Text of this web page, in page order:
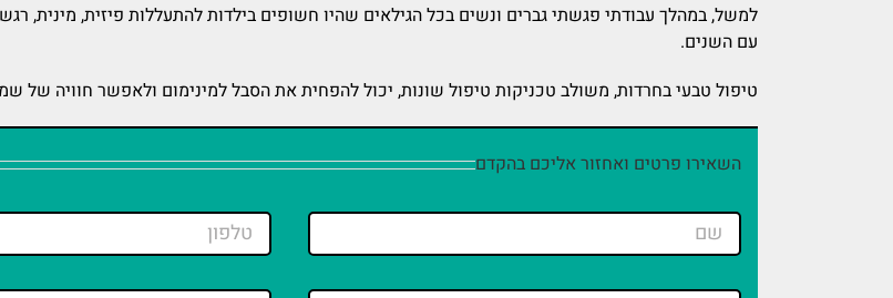
למשל, במהלך עבודתי פגשתי גברים ונשים בכל הגילאים שהיו חשופים בילדות להתעללות פיזית, מינית,
עם השנים.
טיפול טבעי בחרדות, משולב טכניקות טיפול שונות, יכול להפחית את הסבל למינימום ולאפשר חוויה של
השאירו פרטים ואחזור אליכם בהקדם